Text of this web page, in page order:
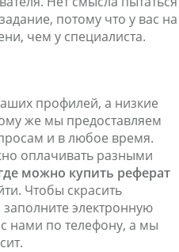
потому что у вас на
чем у специалиста.
профилей, а низкие
же мы предоставляем
и в любое время.
оплачивать разными
можно купить реферат
Чтобы скрасить
электронную
нами по телефону, а мы